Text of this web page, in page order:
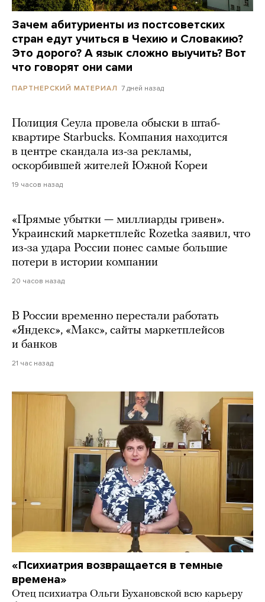
Зачем абитуриенты из постсоветских
стран едут учиться в Чехию и Словакию?
Это дорого? А язык сложно выучить? Вот
что говорят они сами
ПАРТНЕРСКИЙ МАТЕРИАЛ 7 дней назад
Полиция Сеула провела обыски в штаб-
квартире Starbucks. Компания находится
в центре скандала из-за рекламы,
оскорбившей жителей Южной Кореи
19 часов назад
«Прямые убытки — миллиарды гривен».
Украинский маркетплейс Rozetka заявил, что
из-за удара России понес самые большие
потери в истории компании
20 часов назад
В России временно перестали работать
«Яндекс», «Макс», сайты маркетплейсов
и банков
21 час назад
«Психиатрия возвращается в темные
времена»
Отец психиатра Ольги Бухановской всю карьеру